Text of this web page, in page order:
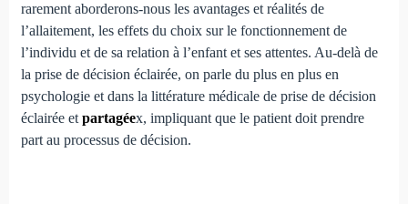
rarement aborderons-nous les avantages et réalités de
l’allaitement, les effets du choix sur le fonctionnement de
l’individu et de sa relation à l’enfant et ses attentes. Au-delà de
la prise de décision éclairée, on parle du plus en plus en
psychologie et dans la littérature médicale de prise de décision
éclairée et partagéex, impliquant que le patient doit prendre
part au processus de décision.